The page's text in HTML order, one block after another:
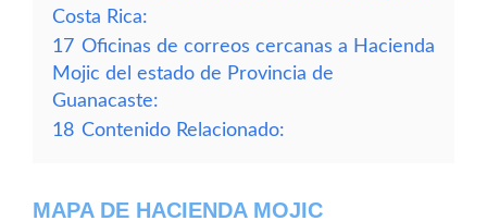
Costa Rica:
17 Oficinas de correos cercanas a Hacienda
Mojic del estado de Provincia de
Guanacaste:
18 Contenido Relacionado:
MAPA DE HACIENDA MOJIC